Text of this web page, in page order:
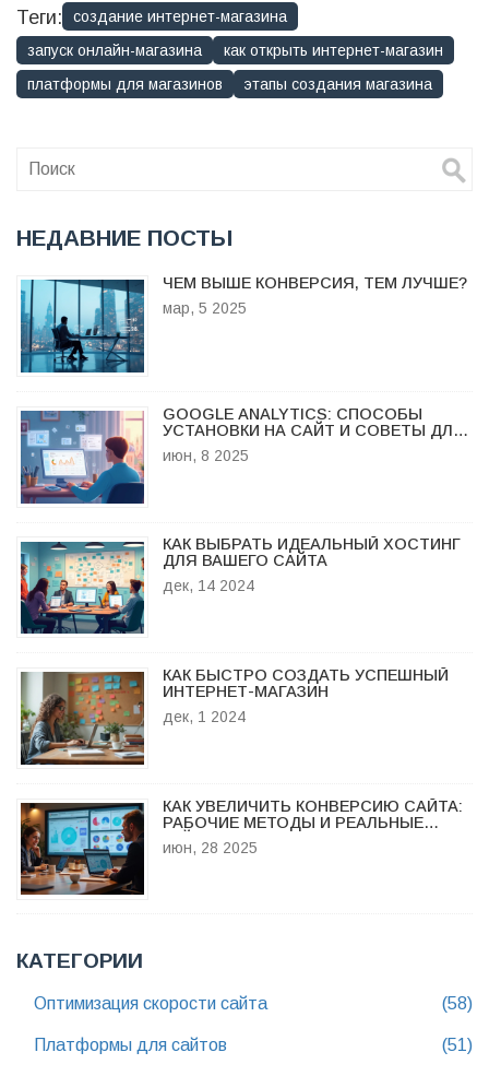
Теги:
создание интернет-магазина
запуск онлайн-магазина
как открыть интернет-магазин
платформы для магазинов
этапы создания магазина
НЕДАВНИЕ ПОСТЫ
ЧЕМ ВЫШЕ КОНВЕРСИЯ, ТЕМ ЛУЧШЕ?
мар, 5 2025
GOOGLE ANALYTICS: СПОСОБЫ
УСТАНОВКИ НА САЙТ И СОВЕТЫ ДЛЯ
БЫСТРОГО СТАРТА
июн, 8 2025
КАК ВЫБРАТЬ ИДЕАЛЬНЫЙ ХОСТИНГ
ДЛЯ ВАШЕГО САЙТА
дек, 14 2024
КАК БЫСТРО СОЗДАТЬ УСПЕШНЫЙ
ИНТЕРНЕТ-МАГАЗИН
дек, 1 2024
КАК УВЕЛИЧИТЬ КОНВЕРСИЮ САЙТА:
РАБОЧИЕ МЕТОДЫ И РЕАЛЬНЫЕ
КЕЙСЫ
июн, 28 2025
КАТЕГОРИИ
Оптимизация скорости сайта (58)
Платформы для сайтов (51)